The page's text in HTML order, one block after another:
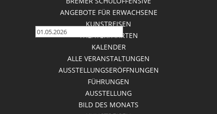
ANGEBOTE FÜR ERWACHSENE
KUNSTREISEN
THEATERFAHRTEN
KALENDER
ALLE VERANSTALTUNGEN
AUSSTELLUNGSERÖFFNUNGEN
FÜHRUNGEN
AUSSTELLUNG
BILD DES MONATS
Zeige Veranstaltungen Suche
Veranstaltungen Suche
Veranstaltung Ansichten-Navigation
Es sind keine Veranstaltungen für den
geplant. Bitte einen anderen Tag wählen.